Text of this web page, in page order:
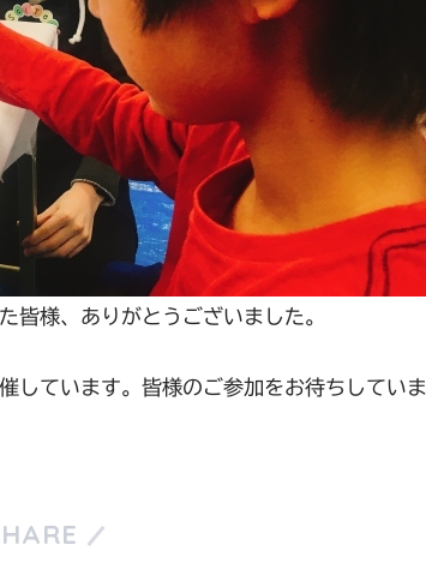
皆様、ありがとうございました。
しています。皆様のご参加をお待ちしていま